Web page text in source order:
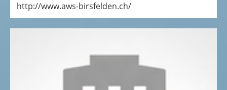
http://www.aws-birsfelden.ch/